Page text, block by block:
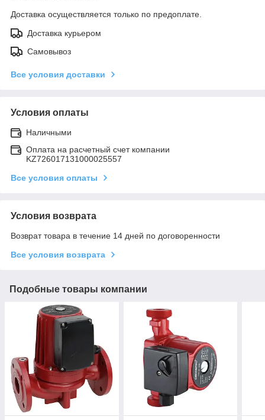
Доставка осуществляется только по предоплате.
Доставка курьером
Самовывоз
Все условия доставки
Условия оплаты
Наличными
Оплата на расчетный счет компании
KZ726017131000025557
Все условия оплаты
Условия возврата
Возврат товара в течение 14 дней по договоренности
Все условия возврата
Подобные товары компании